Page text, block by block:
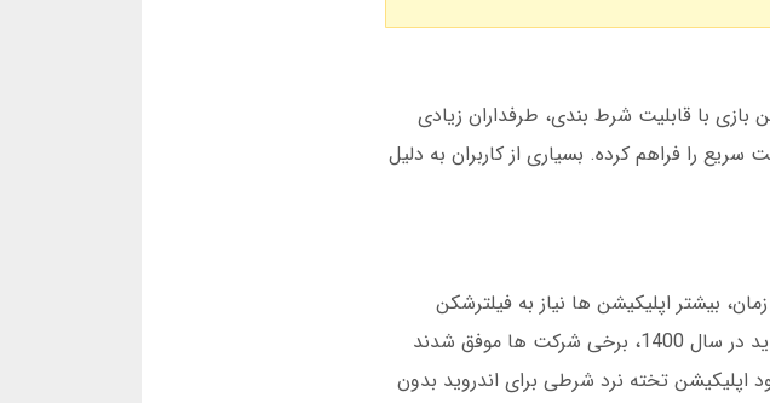
با قابلیت شرط بندی، طرفداران زیادی
را فراهم کرده. بسیاری از کاربران به دلیل
در سال 1395 وارد بازار شدند. در آن زمان، بیشتر اپلیکیشن ها نیاز به فیلترشکن
داشتند و پرداخت ها از طریق کیف پول های دیجیتال انجام می شد. با تصویب قوانین جدید در سال 1400، برخی شرکت ها موفق شدند
اپلیکیشن تخته نرد شرطی برای اندروید بدون